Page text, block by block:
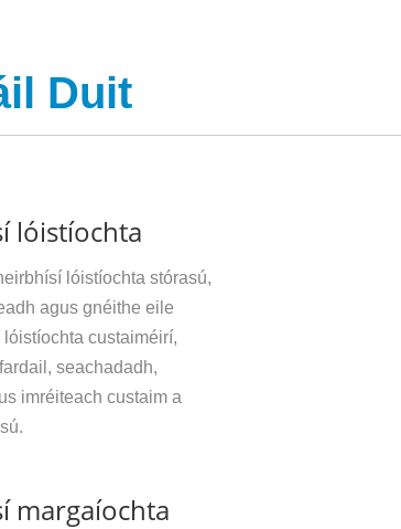
Duit
lóistíochta
lóistíochta stórasú,
agus gnéithe eile
custaiméirí,
seachadadh,
imréiteach custaim a
margaíochta